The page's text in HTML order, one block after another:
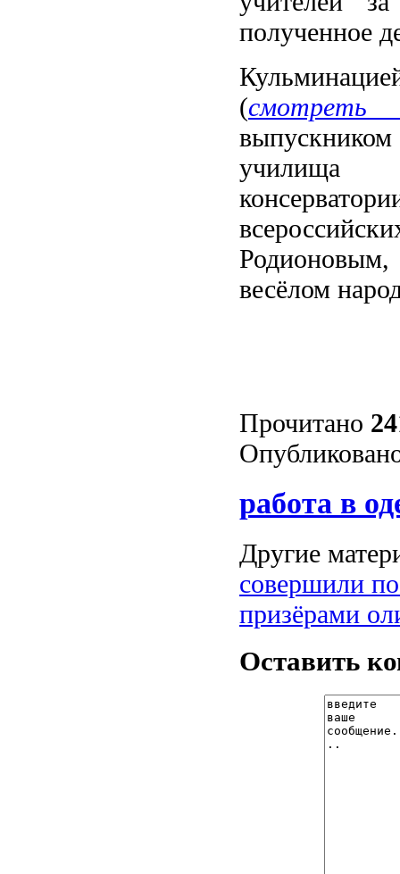
полученное
(смотреть
училища
весёлом
Прочитано
работа в
Другие
совершили
призёрами
Оставить